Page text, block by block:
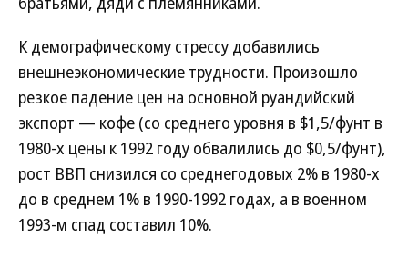
К демографическому стрессу добавились
внешнеэкономические трудности. Произошло
резкое падение цен на основной руандийский
экспорт — кофе (со среднего уровня в $1,5/фунт в
1980-х цены к 1992 году обвалились до $0,5/фунт),
рост ВВП снизился со среднегодовых 2% в 1980-х
до в среднем 1% в 1990-1992 годах, а в военном
1993-м спад составил 10%.